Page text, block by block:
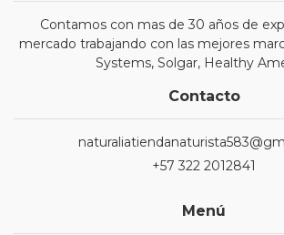
Contamos con mas de 30 años de
mercado trabajando con las mejores
Systems, Solgar, Healthy
Contacto
+57 322 2012841
Menú